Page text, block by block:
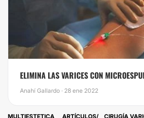
ELIMINA LAS VARICES CON
Anahí Gallardo · 28 ene 2022
MULTIESTETICA ARTÍCULOS
CIRUGÍA